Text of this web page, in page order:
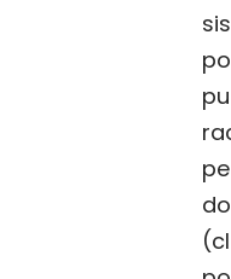
(